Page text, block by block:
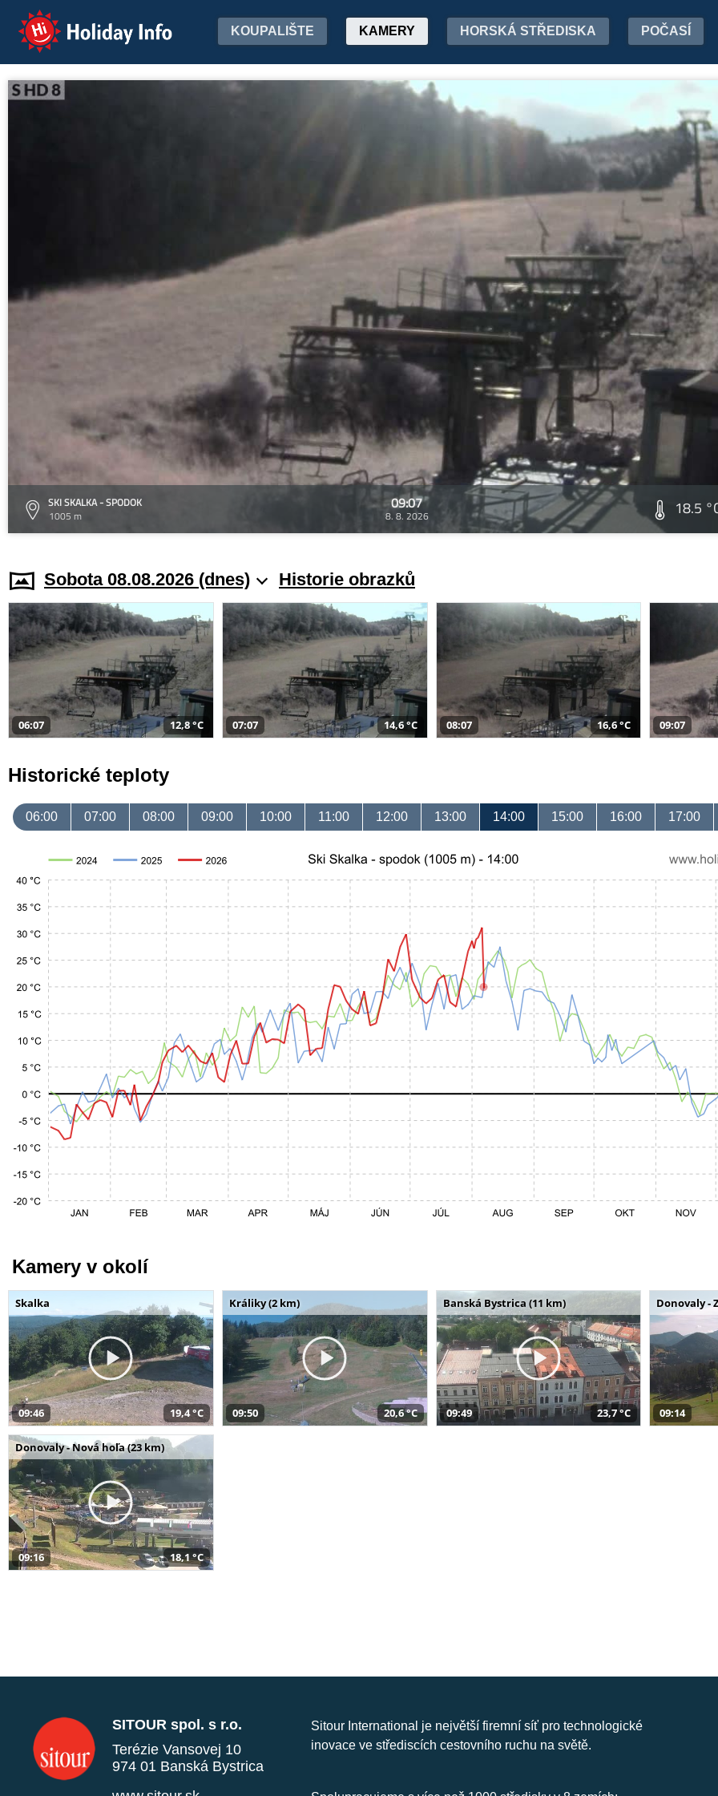
Holiday Info KOUPALIŠTE KAMERY HORSKÁ STŘEDISKA POČASÍ
SKI SKALKA - SPODOK
1005 m
09:07
8. 8. 2026 18.5
Sobota 08.08.2026 (dnes) Historie obrazků
06:07 12,8 °C 07:07 14,6 °C 08:07 16,6 °C 09:07
Historické teploty
06:00 07:00 08:00 09:00 10:00 11:00 12:00 13:00 14:00 15:00 16:00 17:00
Kamery v okolí
Skalka
09:46 19,4 °C
Králiky (2 km)
09:50 20,6 °C
Banská Bystrica (11 km)
09:49 23,7 °C
Donovaly -
09:14
Donovaly - Nová hoľa (23 km)
09:16 18,1 °C
SITOUR spol. s r.o.
Terézie Vansovej 10
974 01 Banská Bystrica
Sitour International je největší firemní síť pro technologické
inovace ve střediscích cestovního ruchu na světě.